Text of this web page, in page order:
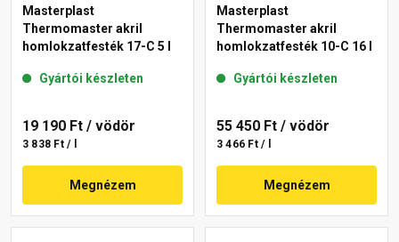
Masterplast
Thermomaster akril
homlokzatfesték 17-C 5 l
Gyártói készleten
19 190 Ft / vödör
3 838 Ft / l
Megnézem
Masterplast
Thermomaster akril
homlokzatfesték 10-C 16 l
Gyártói készleten
55 450 Ft / vödör
3 466 Ft / l
Megnézem